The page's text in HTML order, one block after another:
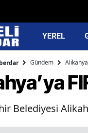
YEREL
Gündem
Belediyesi